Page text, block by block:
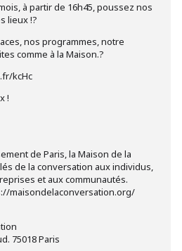
à partir de 16h45, poussez nos
lieux !?
nos programmes, notre
comme à la Maison.?
kcHc
!
de Paris, la Maison de la
de la conversation aux individus,
et aux communautés.
maisondelaconversation.org/
75018 Paris